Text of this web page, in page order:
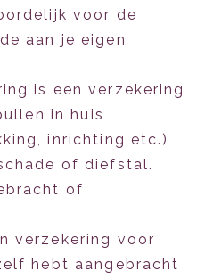
voor de
aan je eigen
is een verzekering
in huis
inrichting etc.)
of diefstal.
of
verzekering voor
hebt aangebracht